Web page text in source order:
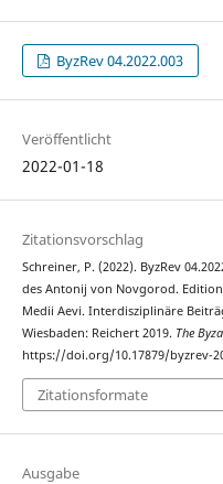
ByzRev 04.2022.003
Veröffentlicht
2022-01-18
Zitationsvorschlag
Schreiner, P. (2022). ByzRev
des Antonij von Novgorod.
Medii Aevi. Interdisziplinäre
Wiesbaden: Reichert 2019. The
https://doi.org/10.17879/byzrev-
Zitationsformate
Ausgabe